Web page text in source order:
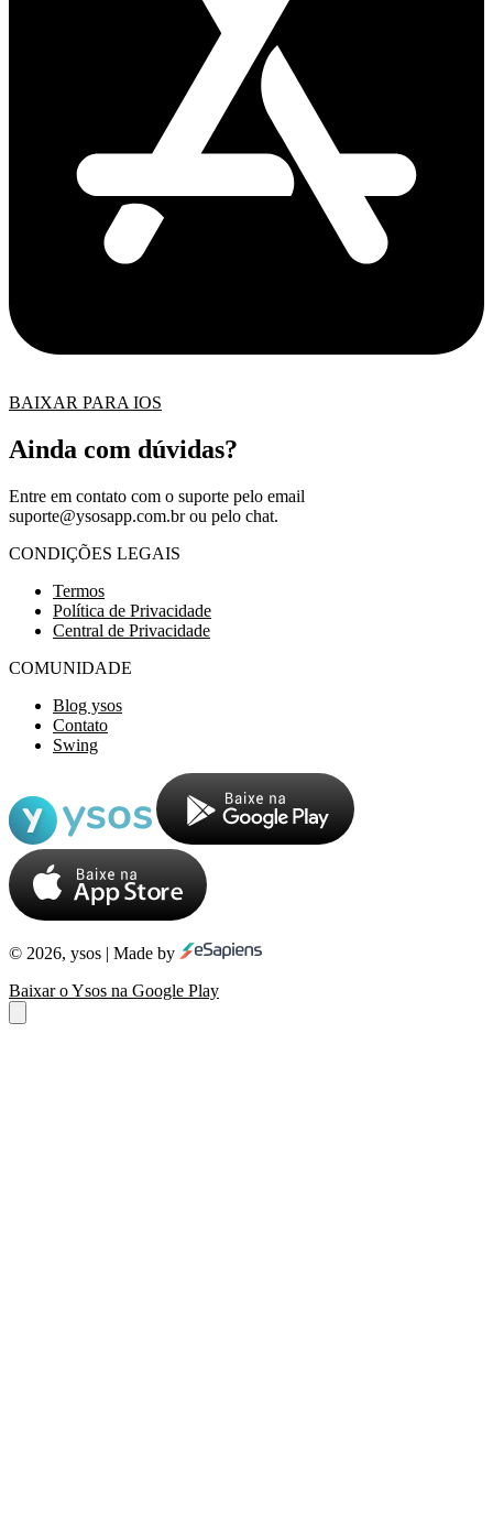
BAIXAR PARA IOS
Ainda com dúvidas?
Entre em contato com o suporte pelo email
suporte@ysosapp.com.brou pelo chat.
CONDIÇÕES LEGAIS
Termos
Política de Privacidade
Central de Privacidade
COMUNIDADE
Blog ysos
Contato
Swing
© 2026, ysos | Made by
Baixar o Ysos na Google Play